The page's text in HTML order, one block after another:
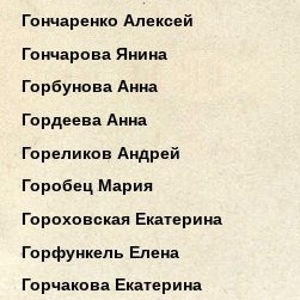
Гончаренко Алексей
Гончарова Янина
Горбунова Анна
Гордеева Анна
Гореликов Андрей
Горобец Мария
Гороховская Екатерина
Горфункель Елена
Горчакова Екатерина